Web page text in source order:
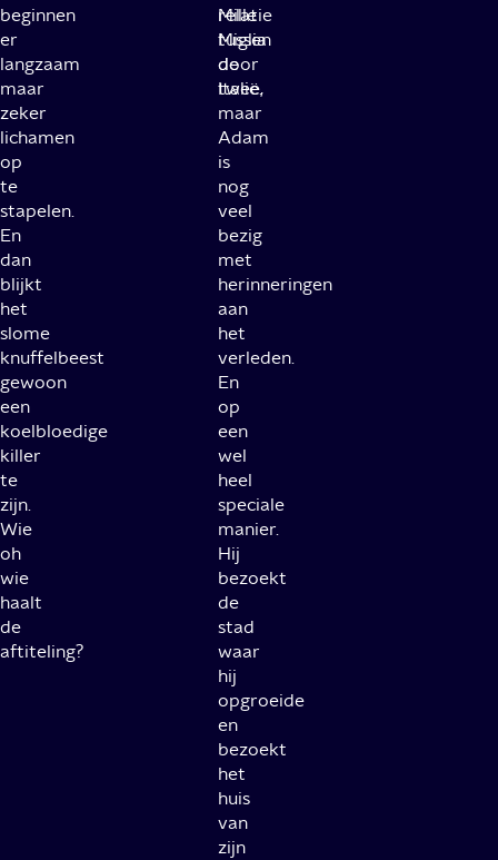
beginnen
er
langzaam
maar
zeker
lichamen
op
te
stapelen.
En
dan
blijkt
het
slome
knuffelbeest
gewoon
een
koelbloedige
killer
te
zijn.
Wie
oh
wie
haalt
de
aftiteling?
relatie
tussen
de
twee,
maar
Adam
is
nog
veel
bezig
met
herinneringen
aan
het
verleden.
En
op
een
wel
heel
speciale
manier.
Hij
bezoekt
de
stad
waar
hij
opgroeide
en
bezoekt
het
huis
van
zijn
Mille
Miglia
door
Italië.